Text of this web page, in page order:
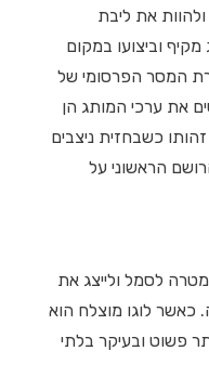
את ליבת
וביצועו במקום
המסר הפרסומי של
את ערכי המותג הן
כשבחזית ניצבים
הראשוני על
לסמל ולייצג את
כאשר לוגו מוצלח הוא
פשוט ובעיקר בלתי